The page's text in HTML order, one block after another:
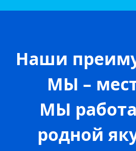
Наши
МЫ –
МЫ
родной